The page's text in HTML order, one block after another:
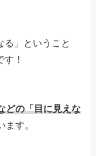
る」ということ
！
どの「目に見えな
す。